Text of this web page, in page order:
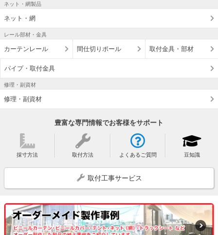
ネット・網製品
ネット・網
レール部材・金具
カーテンレール 間仕切りポール 取付金具・部材
パイプ・取付金具
修理・副資材
修理・副資材
豊富な専門情報でお客様をサポート
採寸方法 取付方法 よくあるご質問 豆知識
取付工事サービス